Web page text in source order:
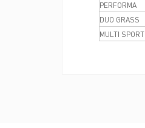
PERFORMA
DUO GRASS
MULTI SPORT